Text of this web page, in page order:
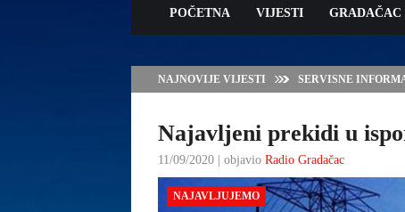
POČETNA VIJESTI GRADAČAC
NAJNOVIJE VIJESTI ZAVRŠNE
Najavljeni prekidi u
11/09/2020 | objavio Radio Gradačac
NAJAVLJUJEMO